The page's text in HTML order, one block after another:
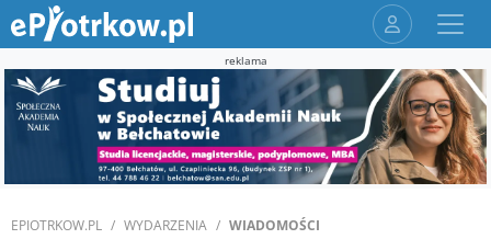
reklama
EPIOTRKOW.PL WYDARZENIA WIADOMOŚCI